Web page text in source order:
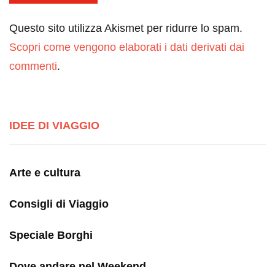
Questo sito utilizza Akismet per ridurre lo spam.
Scopri come vengono elaborati i dati derivati dai
commenti.
IDEE DI VIAGGIO
Arte e cultura
Consigli di Viaggio
Speciale Borghi